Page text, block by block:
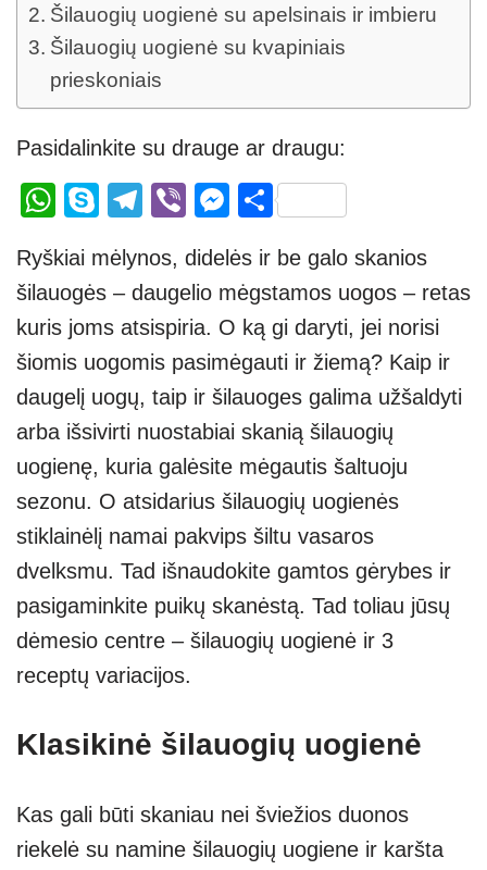
Šilauogių uogienė su apelsinais ir imbieru
Šilauogių uogienė su kvapiniais
prieskoniais
Pasidalinkite su drauge ar draugu:
W
at
s
A
p
p
S
p
e
T
e
gr
a
m
Vi
er
M
ss
e
n
g
er
S
ar
e
Ryškiai mėlynos, didelės ir be galo skanios
šilauogės – daugelio mėgstamos uogos – retas
kuris joms atsispiria. O ką gi daryti, jei norisi
šiomis uogomis pasimėgauti ir žiemą? Kaip ir
daugelį uogų, taip ir šilauoges galima užšaldyti
arba išsivirti nuostabiai skanią šilauogių
uogienę, kuria galėsite mėgautis šaltuoju
sezonu. O atsidarius šilauogių uogienės
stiklainėlį namai pakvips šiltu vasaros
dvelksmu. Tad išnaudokite gamtos gėrybes ir
pasigaminkite puikų skanėstą. Tad toliau jūsų
dėmesio centre – šilauogių uogienė ir 3
receptų variacijos.
Klasikinė šilauogių uogienė
Kas gali būti skaniau nei šviežios duonos
riekelė su namine šilauogių uogiene ir karšta